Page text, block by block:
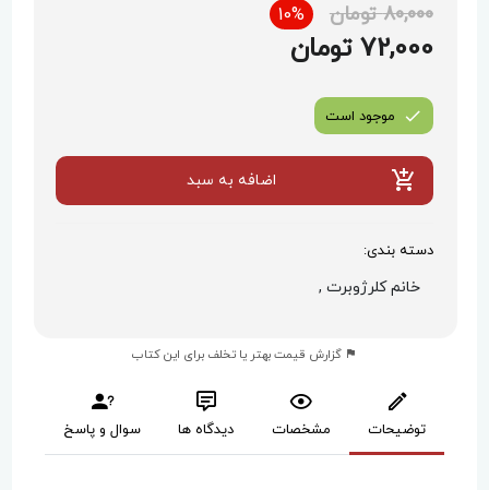
80,000 تومان 10%
72,000 تومان
موجود است
اضافه به سبد
دسته بندی:
خانم کلرژوبرت ,
گزارش قیمت بهتر یا تخلف برای این کتاب
توضیحات مشخصات دیدگاه ها سوال و پاسخ